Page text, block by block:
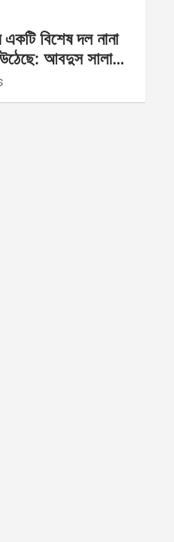
একটি বিশেষ দল নানা
উঠেছে: আবদুস সালাম